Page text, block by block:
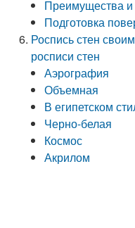
Преимущества и
Подготовка
Роспись стен
росписи стен
Аэрография
Объемная
В египетском
Черно-белая
Космос
Акрилом